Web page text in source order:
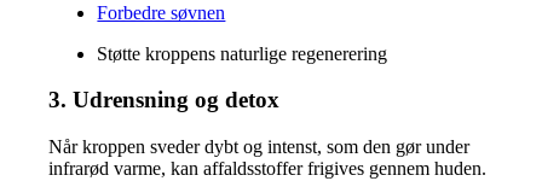
Forbedre søvnen
Støtte kroppens naturlige regenerering
3. Udrensning og detox
Når kroppen sveder dybt og intenst, som den gør under
infrarød varme, kan affaldsstoffer frigives gennem huden.